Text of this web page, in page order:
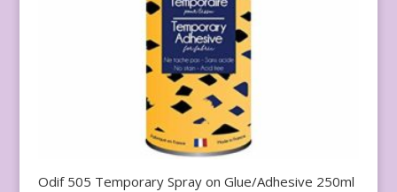
Odif 505 Temporary Spray on Glue/Adhesive 250ml